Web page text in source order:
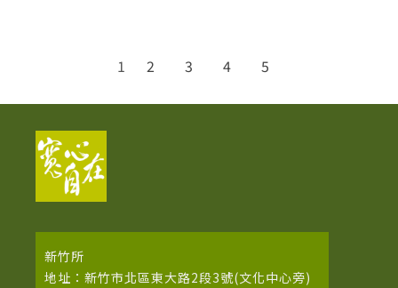
1 2 3 4 5
新竹所
地址：新竹市北區東大路2段3號(文化中心旁)